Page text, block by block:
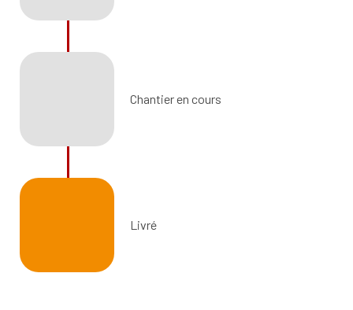
Chantier en cours
Livré